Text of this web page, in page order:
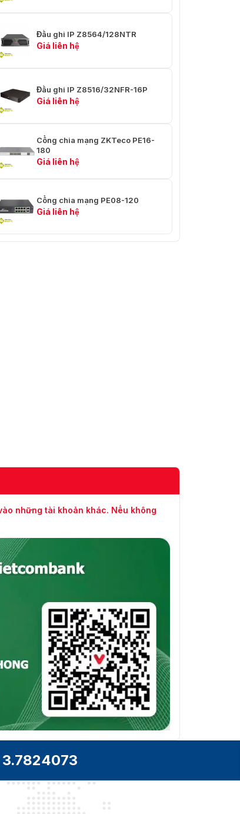
Đầu ghi IP Z8564/128NTR
Giá liên hệ
Đầu ghi IP Z8516/32NFR-16P
Giá liên hệ
Cổng chia mạng ZKTeco PE16-
180
Giá liên hệ
Cổng chia mạng PE08-120
Giá liên hệ
những tài khoản khác. Nếu không